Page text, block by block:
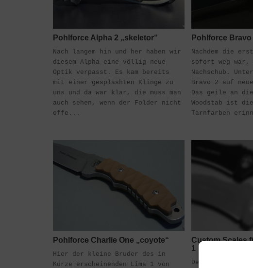
Pohlforce Alpha 2 „skeletor“
Nach langem hin und her haben wir
diesem Alpha eine völlig neue
Optik verpasst. Es kam bereits
mit einer gesplashten Klinge zu
uns und da war klar, die muss man
auch sehen, wenn der Folder nicht
offe...
Pohlforce Bravo
Nachdem die
sofort weg war,
Nachschub.
Bravo 2 auf
Das geile an
Woodstab ist
Tarnfarben
Pohlforce Charlie One „coyote“
Hier der kleine Bruder des in
Kürze erscheinenden Lima 1 von
Custom Scales
1
Demnächst bei